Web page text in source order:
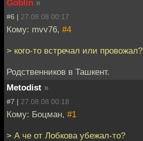
Goblin »
#6 | 27.08.08 00:17
Кому: mvv76, #4
> кого-то встречал или провожал?
Родственников в Ташкент.
Metodist »
#7 | 27.08.08 00:18
Кому: Боцман, #1
> А че от Лобкова убежал-то?